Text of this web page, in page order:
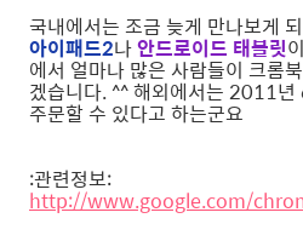
국내에서는 조금 늦게 만나보게
아이패드2나안드로이드 태블릿
에서 얼마나 많은 사람들이 크롬
겠습니다. ^^ 해외에서는 2011
주문할 수 있다고 하는군요
:관련정보:
http://www.google.com/